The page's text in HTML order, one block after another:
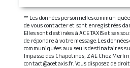
** Les données personnelles
de vous contacter et sont enregistrées
Elles sont destinées à ACE TAXIS et ses
de répondre à votre message. Les
communiquées aux seuls destinataires
Impasse des Chapotines, ZAE Chez
contact@acetaxis.fr. Vous disposez de